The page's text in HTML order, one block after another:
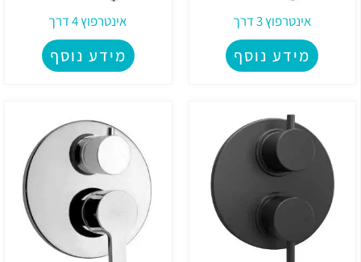
אינטרפוץ 3 דרך
מידע נוסף
אינטרפוץ 4 דרך
מידע נוסף